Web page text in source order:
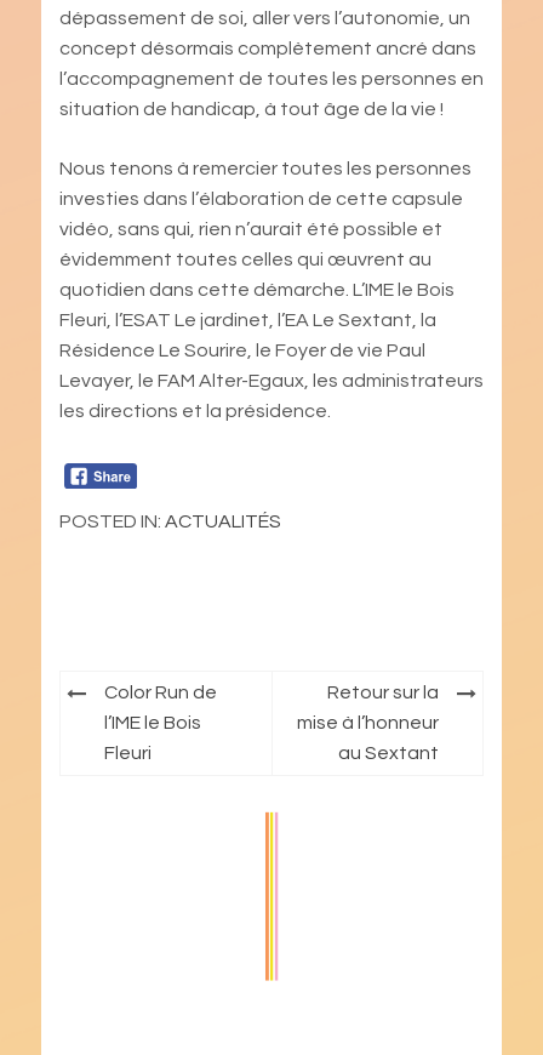
dépassement de soi, aller vers l’autonomie, un
concept désormais complètement ancré dans
l’accompagnement de toutes les personnes en
situation de handicap, à tout âge de la vie !
Nous tenons à remercier toutes les personnes
investies dans l’élaboration de cette capsule
vidéo, sans qui, rien n’aurait été possible et
évidemment toutes celles qui œuvrent au
quotidien dans cette démarche. L’IME le Bois
Fleuri, l’ESAT Le jardinet, l’EA Le Sextant, la
Résidence Le Sourire, le Foyer de vie Paul
Levayer, le FAM Alter-Egaux, les administrateurs
les directions et la présidence.
POSTED IN: ACTUALITÉS
Navigation
l’article
Color Run de
l’IME le Bois
Fleuri
Retour sur la
mise à l’honneur
au Sextant